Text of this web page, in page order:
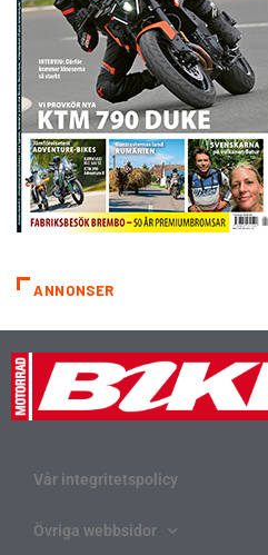
ANNONSER
Vår integritetspolicy
Övriga webbsidor